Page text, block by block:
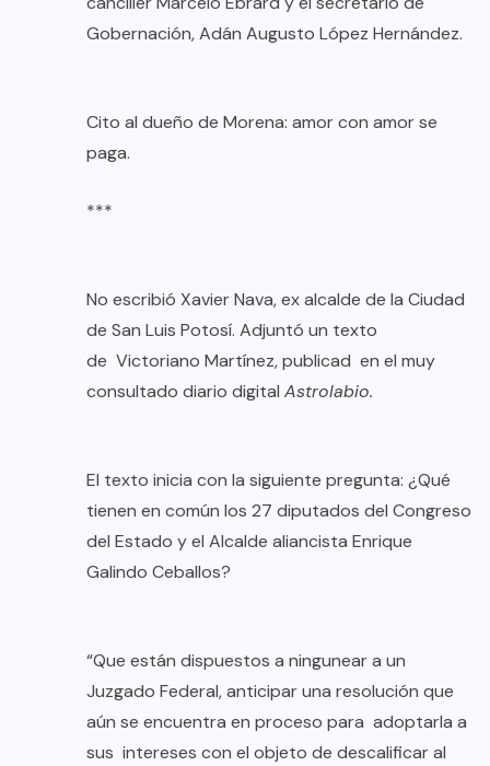
Gobernación, Adán Augusto López Hernández.
Cito al dueño de Morena: amor con amor se
paga.
***
No escribió Xavier Nava, ex alcalde de la Ciudad
de San Luis Potosí. Adjuntó un texto
de Victoriano Martínez, publicad en el muy
consultado diario digital Astrolabio.
El texto inicia con la siguiente pregunta: ¿Qué
tienen en común los 27 diputados del Congreso
del Estado y el Alcalde aliancista Enrique
Galindo Ceballos?
“Que están dispuestos a ningunear a un
Juzgado Federal, anticipar una resolución que
aún se encuentra en proceso para adoptarla a
sus intereses con el objeto de descalificar al